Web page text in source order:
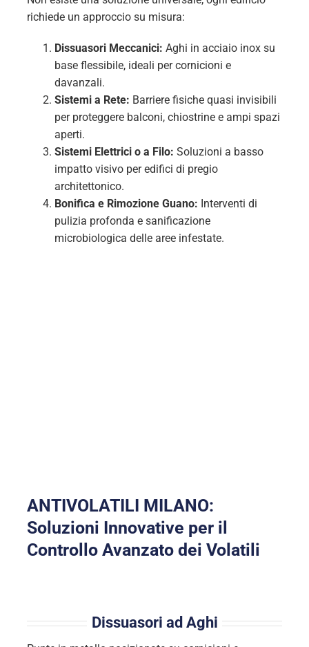
richiede un approccio su misura:
Dissuasori Meccanici: Aghi in acciaio inox su
base flessibile, ideali per cornicioni e
davanzali.
Sistemi a Rete: Barriere fisiche quasi invisibili
per proteggere balconi, chiostrine e ampi spazi
aperti.
Sistemi Elettrici o a Filo: Soluzioni a basso
impatto visivo per edifici di pregio
architettonico.
Bonifica e Rimozione Guano: Interventi di
pulizia profonda e sanificazione
microbiologica delle aree infestate.
ANTIVOLATILI MILANO:
Soluzioni Innovative per il
Controllo Avanzato dei Volatili
Dissuasori ad Aghi